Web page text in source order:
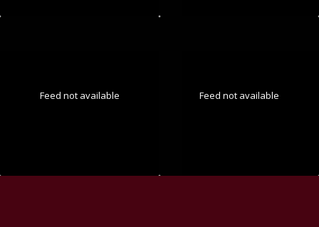
Feed not available Feed not available